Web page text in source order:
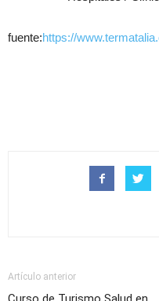
fuente:https://
Artículo anterior